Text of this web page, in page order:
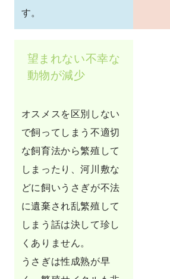
す。
望まれない不幸な
動物が減少
オスメスを区別しない
で飼ってしまう不適切
な飼育法から繁殖して
しまったり、河川敷な
どに飼いうさぎが不法
に遺棄され乱繁殖して
しまう話は決して珍し
くありません。
うさぎは性成熟が早